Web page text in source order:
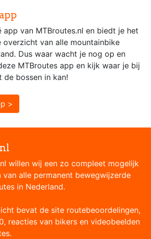
app van MTBroutes.nl en biedt je het
overzicht van alle mountainbike
Dus waar wacht je nog op en
MTBroutes app en kijk waar je bij
de bossen in kan!
>
willen wij een zo compleet mogelijk
alle permanent bewegwijzerde
in Nederland.
bevat de site routebeoordelingen,
reacties van bikers en videobeelden